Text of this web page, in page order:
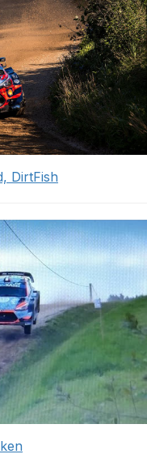
DirtFish